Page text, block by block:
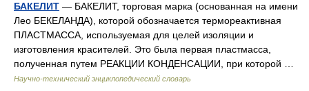
БАКЕЛИТ — БАКЕЛИТ, торговая марка (основанная на имени
Лео БЕКЕЛАНДА), которой обозначается термореактивная
ПЛАСТМАССА, используемая для целей изоляции и
изготовления красителей. Это была первая пластмасса,
полученная путем РЕАКЦИИ КОНДЕНСАЦИИ, при которой …
Научно-технический энциклопедический словарь